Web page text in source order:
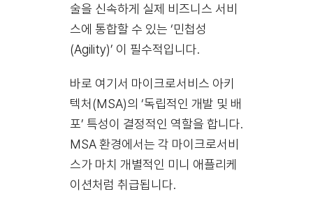
술을 신속하게 실제 비즈니스 서비
스에 통합할 수 있는 ‘민첩성
(Agility)’ 이 필수적입니다.
바로 여기서 마이크로서비스 아키
텍처(MSA)의 ‘독립적인 개발 및 배
포’ 특성이 결정적인 역할을 합니다.
MSA 환경에서는 각 마이크로서비
스가 마치 개별적인 미니 애플리케
이션처럼 취급됩니다.